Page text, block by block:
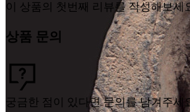
이 상품의 첫번째 리뷰를 작성해보세
상품 문의
궁금한 점이 있다면 문의를 남겨주세